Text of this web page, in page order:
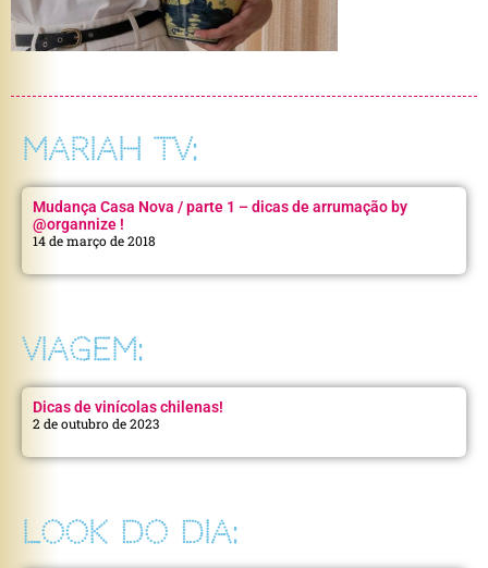
MARIAH TV:
Mudança Casa Nova / parte 1 – dicas de arrumação by
@organnize !
14 de março de 2018
VIAGEM:
Dicas de vinícolas chilenas!
2 de outubro de 2023
LOOK DO DIA: